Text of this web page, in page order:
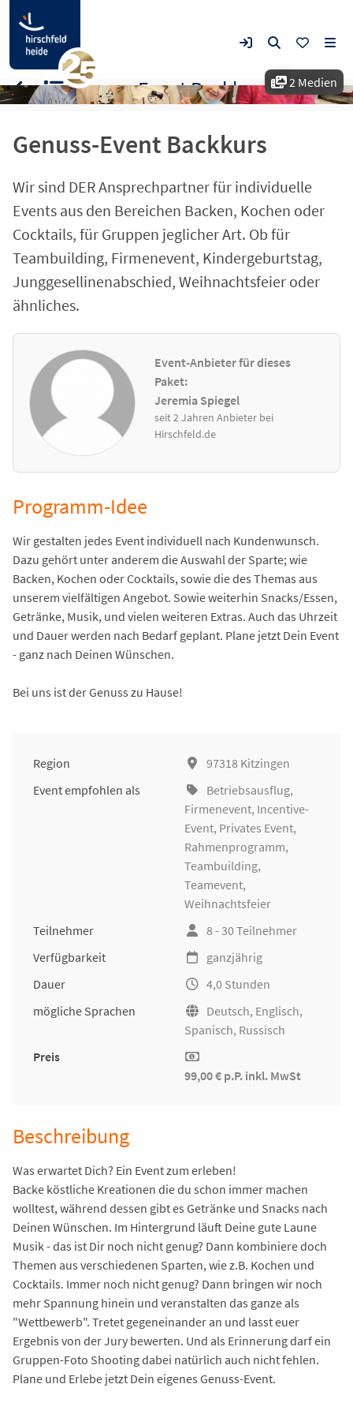
2 Medien
Genuss-Event Backkurs
Wir sind DER Ansprechpartner für individuelle
Events aus den Bereichen Backen, Kochen oder
Cocktails, für Gruppen jeglicher Art. Ob für
Teambuilding, Firmenevent, Kindergeburtstag,
Junggesellinenabschied, Weihnachtsfeier oder
ähnliches.
Event-Anbieter für dieses
Paket:
Jeremia Spiegel
seit 2 Jahren Anbieter bei
Hirschfeld.de
Genuss-Event Backkurs
Programm-Idee
Wir gestalten jedes Event individuell nach Kundenwunsch.
Dazu gehört unter anderem die Auswahl der Sparte; wie
Backen, Kochen oder Cocktails, sowie die des Themas aus
unserem vielfältigen Angebot. Sowie weiterhin Snacks/Essen,
Getränke, Musik, und vielen weiteren Extras. Auch das Uhrzeit
und Dauer werden nach Bedarf geplant. Plane jetzt Dein Event
- ganz nach Deinen Wünschen.
Bei uns ist der Genuss zu Hause!
Region
97318 Kitzingen
Event empfohlen als
Betriebsausflug,
Firmenevent, Incentive-
Event, Privates Event,
Rahmenprogramm,
Teambuilding,
Teamevent,
Weihnachtsfeier
Teilnehmer
8 - 30 Teilnehmer
Verfügbarkeit
ganzjährig
Dauer
4,0 Stunden
mögliche Sprachen
Deutsch, Englisch,
Spanisch, Russisch
Preis
99,00 € p.P. inkl. MwSt
Beschreibung
Was erwartet Dich? Ein Event zum erleben!
Backe köstliche Kreationen die du schon immer machen
wolltest, während dessen gibt es Getränke und Snacks nach
Deinen Wünschen. Im Hintergrund läuft Deine gute Laune
Musik - das ist Dir noch nicht genug? Dann kombiniere doch
Themen aus verschiedenen Sparten, wie z.B. Kochen und
Cocktails. Immer noch nicht genug? Dann bringen wir noch
mehr Spannung hinein und veranstalten das ganze als
"Wettbewerb". Tretet gegeneinander an und lasst euer
Ergebnis von der Jury bewerten. Und als Erinnerung darf ein
Gruppen-Foto Shooting dabei natürlich auch nicht fehlen.
Plane und Erlebe jetzt Dein eigenes Genuss-Event.